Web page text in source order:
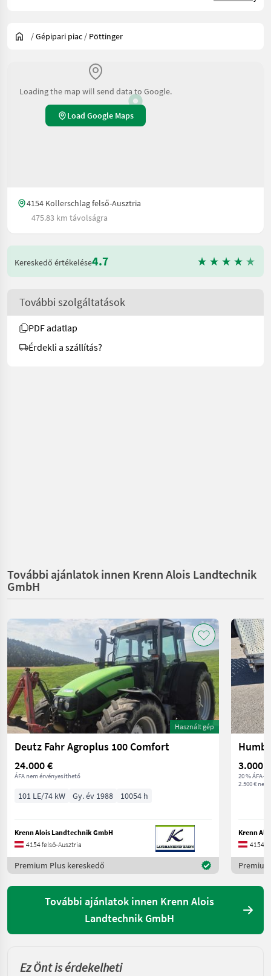
/Gépipari piac / Pöttinger
Loading the map will send data to Google.
Load Google Maps
4154 Kollerschlag felső-Ausztria
475.83 km távolságra
Kereskedő értékelése4.7
További szolgáltatások
PDF adatlap
Érdekli a szállítás?
További ajánlatok innen Krenn Alois Landtechnik
GmbH
Használt gép
Deutz Fahr Agroplus 100 Comfort
24.000 €
ÁFA nem érvényesíthető
101 LE/74 kW Gy. év 1988 10054 h
Krenn Alois Landtechnik GmbH
4154 felső-Ausztria
Premium Plus kereskedő
3.000 €
20 % ÁFA-
2.500 €
Krenn
4154
További ajánlatok innen Krenn Alois
Landtechnik GmbH
Ez Önt is érdekelheti